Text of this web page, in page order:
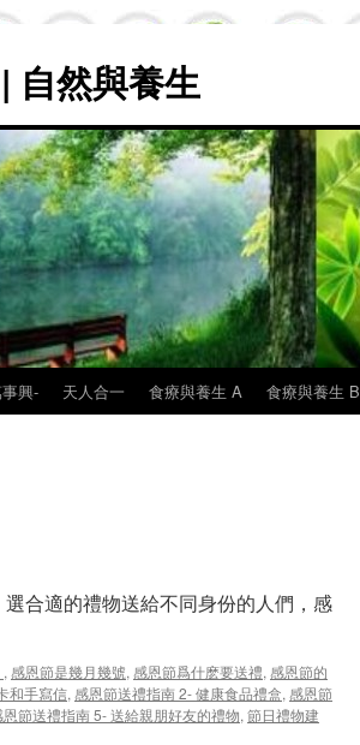
然與養生
興- 天人合一 食療與養生 A 食療與養生 B
合適的禮物送給不同身份的人們，感
, 感恩節是幾月幾號, 感恩節爲什麽要送禮, 感恩節的
和手寫信, 感恩節送禮指南 2- 健康食品禮盒, 感恩節
恩節送禮指南 5- 送給親朋好友的禮物, 節日禮物建